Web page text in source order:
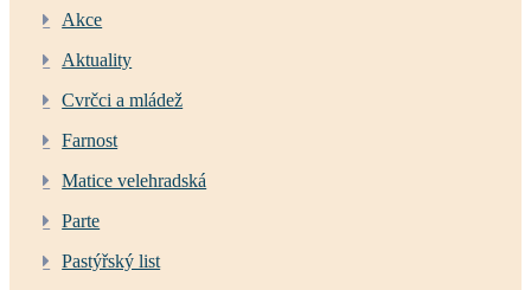
Akce
Aktuality
Cvrčci a mládež
Farnost
Matice velehradská
Parte
Pastýřský list